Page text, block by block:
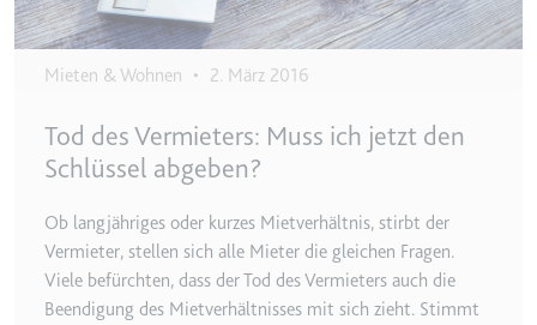
Interaktion der Nutzer mit
eingebetteten Inhalten zu
verfolgen.
Typ:
HTTP-Cookie
LogsDatabaseV2:V#||LogsRequestsStore
Anbieter:
youtube.com
Zweck:
Wird verwendet, um die
Mieten & Wohnen • 2. März 2016
Tod des Vermieters: Muss ich jetzt den
Schlüssel abgeben?
Ob langjähriges oder kurzes Mietverhältnis, stirbt der
Vermieter, stellen sich alle Mieter die gleichen Fragen.
Viele befürchten, dass der Tod des Vermieters auch die
Beendigung des Mietverhältnisses mit sich zieht. Stimmt